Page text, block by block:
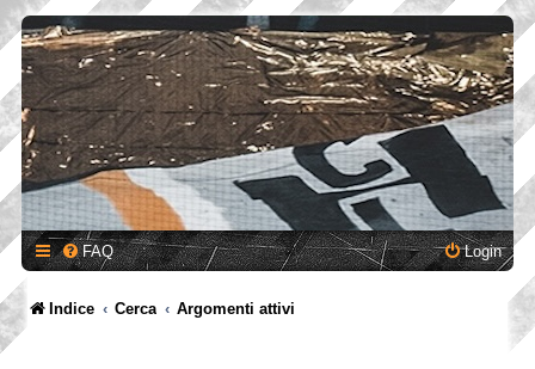
FAQ Login
Indice Cerca Argomenti attivi